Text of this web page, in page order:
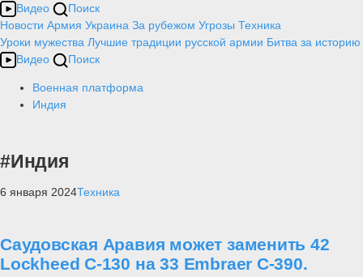
Видео
Поиск
Новости Армия Украина За рубежом Угрозы Техника
Уроки мужества Лучшие традиции русской армии Битва за историю
Видео
Поиск
Военная платформа
Индия
#Индия
6 января 2024Техника
Саудовская Аравия может заменить 42
Lockheed C-130 на 33 Embraer C-390.